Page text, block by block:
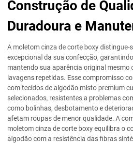
Construção de
Duradoura e
A moletom cinza de corte boxy distingue-
excepcional da sua confecção,
mantendo sua aparência original mesmo
lavagens repetidas. Esse compromisso
com tecidos de algodão misto premium
selecionados, resistentes a problemas
como bolinhas, desbotamento e
afetam roupas de menor qualidade. A
moletom cinza de corte boxy equilibra o
algodão com a resistência das fibras